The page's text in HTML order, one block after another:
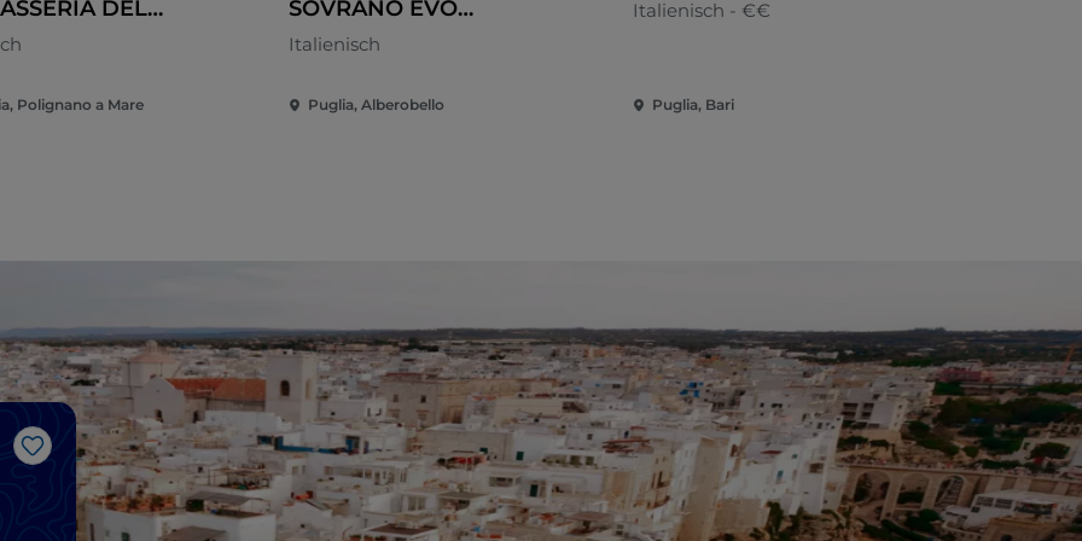
DEL
DI
Polignano a Mare
SOVRANO EVO
RISTORANTE
Italienisch
Puglia, Alberobello
Italienisch - €€
Puglia, Bari
Like